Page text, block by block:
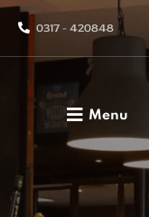
0317 - 420848
Menu